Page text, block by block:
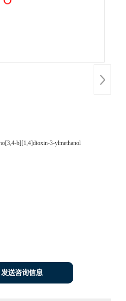
b][1,4]dioxin-3-ylmethanol
发送咨询信息